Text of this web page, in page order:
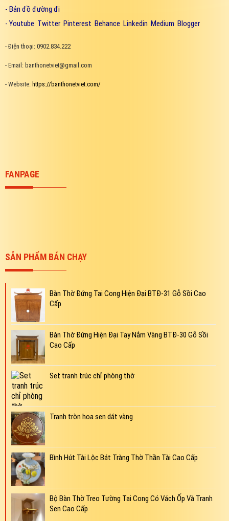
- Bản đồ đường đi
- Youtube Twitter Pinterest Behance Linkedin Medium Blogger
- Điện thoại: 0902.834.222
- Email: banthonetviet@gmail.com
- Website: https://banthonetviet.com/
FANPAGE
SẢN PHẨM BÁN CHẠY
Bàn Thờ Đứng Tai Cong Hiện Đại BTĐ-31 Gỗ Sồi Cao
Cấp
Bàn Thờ Đứng Hiện Đại Tay Nắm Vàng BTĐ-30 Gỗ Sồi
Cao Cấp
Set tranh trúc chỉ phòng thờ
Tranh tròn hoa sen dát vàng
Bình Hút Tài Lộc Bát Tràng Thờ Thần Tài Cao Cấp
Bộ Bàn Thờ Treo Tường Tai Cong Có Vách Ốp Và Tranh
Sen Cao Cấp